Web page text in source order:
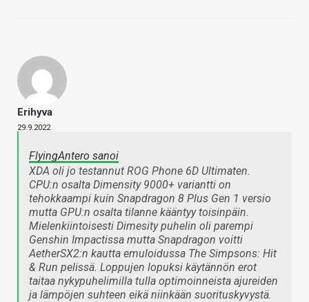
Erihyva
29.9.2022
FlyingAntero sanoi
XDA oli jo testannut ROG Phone 6D Ultimaten.
CPU:n osalta Dimensity 9000+ variantti on
tehokkaampi kuin Snapdragon 8 Plus Gen 1 versio
mutta GPU:n osalta tilanne kääntyy toisinpäin.
Mielenkiintoisesti Dimesity puhelin oli parempi
Genshin Impactissa mutta Snapdragon voitti
AetherSX2:n kautta emuloidussa The Simpsons: Hit
& Run pelissä. Loppujen lopuksi käytännön erot
taitaa nykypuhelimilla tulla optimoinneista ajureiden
ja lämpöjen suhteen eikä niinkään suorituskyvystä.